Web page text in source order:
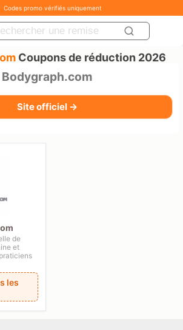
Codes promo vérifiés uniquement
Coupons de réduction 2026
Bodygraph.com
Site officiel →
de
et
les